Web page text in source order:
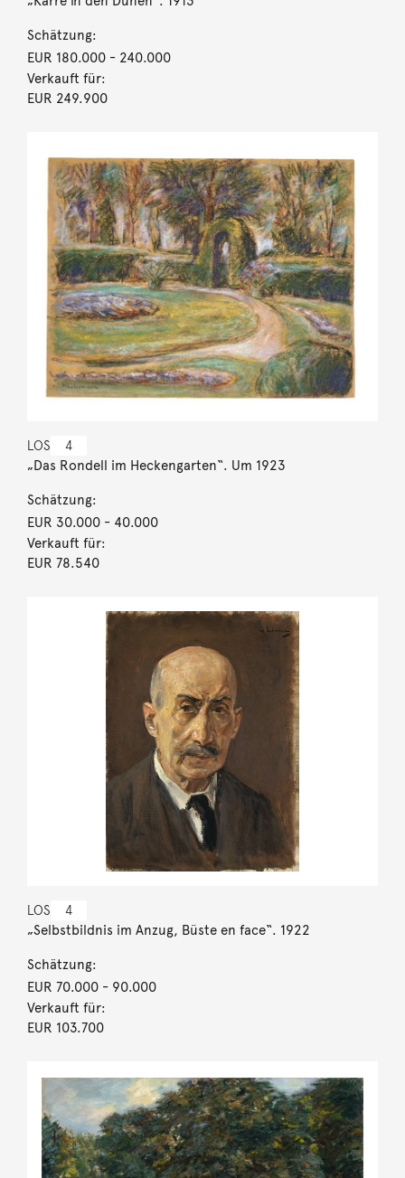
Schätzung:
EUR 180.000- 240.000
Verkauft für:
EUR 249.900
LOS 4
„Das Rondell im Heckengarten“. Um 1923
Schätzung:
EUR 30.000- 40.000
Verkauft für:
EUR 78.540
LOS 4
„Selbstbildnis im Anzug, Büste en face“. 1922
Schätzung:
EUR 70.000- 90.000
Verkauft für:
EUR 103.700